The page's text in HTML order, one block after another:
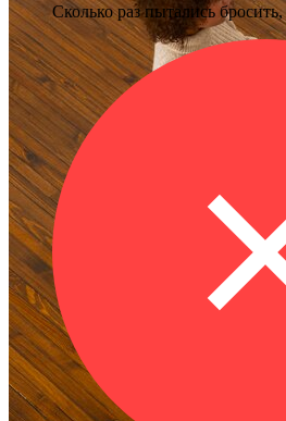
Сколько раз пытались бросить,